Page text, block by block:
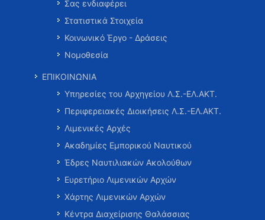
Σας ενδιαφέρει
Στατιστικά Στοιχεία
Κοινωνικό Έργο - Δράσεις
Νομοθεσία
ΕΠΙΚΟΙΝΩΝΙΑ
Υπηρεσίες του Αρχηγείου Λ.Σ.-ΕΛ.ΑΚΤ.
Περιφερειακές Διοικήσεις Λ.Σ.-ΕΛ.ΑΚΤ.
Λιμενικές Αρχές
Ακαδημίες Εμπορικού Ναυτικού
Έδρες Ναυτιλιακών Ακολούθων
Ευρετήριο Λιμενικών Αρχών
Χάρτης Λιμενικών Αρχών
Κέντρα Διαχείρισης Θαλάσσιας